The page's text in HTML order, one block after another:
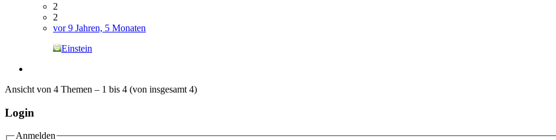
2
2
vor 9 Jahren, 5 Monaten
Einstein
Ansicht von 4 Themen – 1 bis 4 (von insgesamt 4)
Login
Anmelden